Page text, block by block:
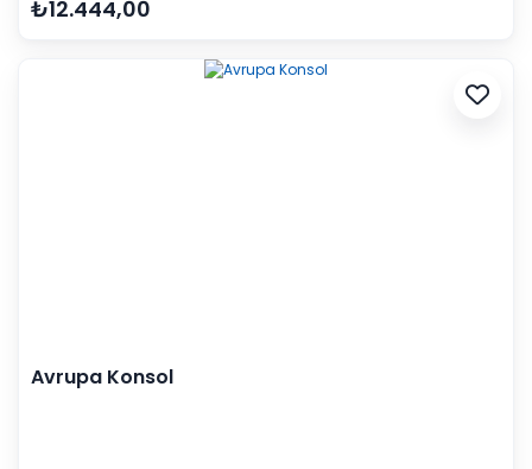
₺12.444,00
Avrupa Konsol